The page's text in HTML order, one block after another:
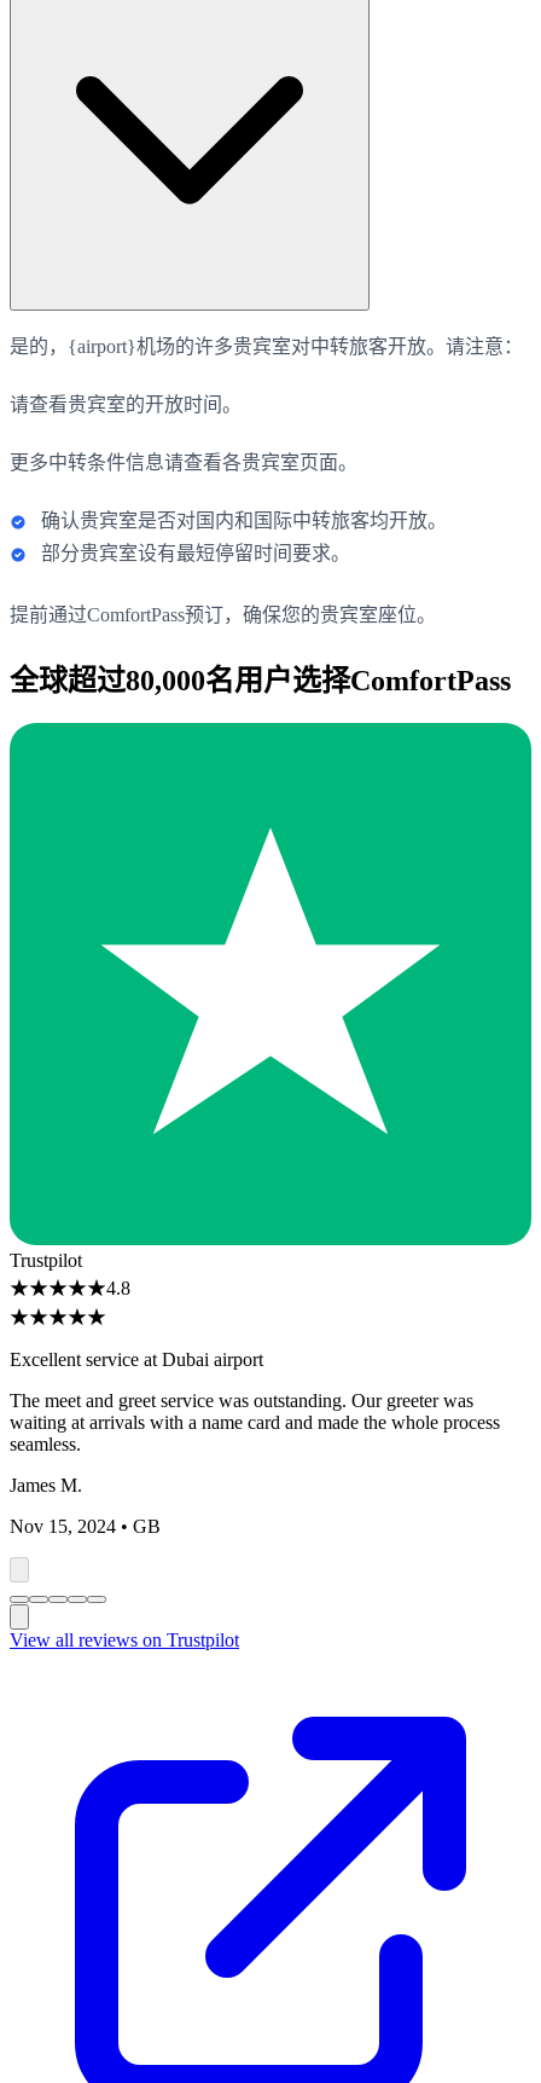
是的，{airport}机场的许多贵宾室对中转旅客开放。请注意：
请查看贵宾室的开放时间。
更多中转条件信息请查看各贵宾室页面。
确认贵宾室是否对国内和国际中转旅客均开放。
部分贵宾室设有最短停留时间要求。
提前通过ComfortPass预订，确保您的贵宾室座位。
全球超过80,000名用户选择ComfortPass
Trustpilot
★★★★★4.8
★★★★★
Excellent service at Dubai airport
The meet and greet service was outstanding. Our greeter was
waiting at arrivals with a name card and made the whole process
seamless.
James M.
Nov 15, 2024 • GB
View all reviews on Trustpilot